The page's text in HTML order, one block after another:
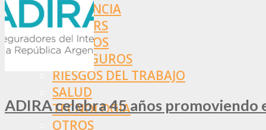
ASISTENCIA
BROKERS
SEGUROS
REASEGUROS
RIESGOS DEL TRABAJO
SALUD
TECNOLOGÍA
OTROS
ADIRA celebra 45 años